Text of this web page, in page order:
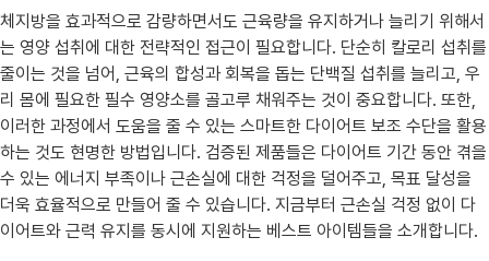
체지방을 효과적으로 감량하면서도 근육량을 유지하거나 늘리기 위해서
는 영양 섭취에 대한 전략적인 접근이 필요합니다. 단순히 칼로리 섭취를
줄이는 것을 넘어, 근육의 합성과 회복을 돕는 단백질 섭취를 늘리고, 우
리 몸에 필요한 필수 영양소를 골고루 채워주는 것이 중요합니다. 또한,
이러한 과정에서 도움을 줄 수 있는 스마트한 다이어트 보조 수단을 활용
하는 것도 현명한 방법입니다. 검증된 제품들은 다이어트 기간 동안 겪을
수 있는 에너지 부족이나 근손실에 대한 걱정을 덜어주고, 목표 달성을
더욱 효율적으로 만들어 줄 수 있습니다. 지금부터 근손실 걱정 없이 다
이어트와 근력 유지를 동시에 지원하는 베스트 아이템들을 소개합니다.